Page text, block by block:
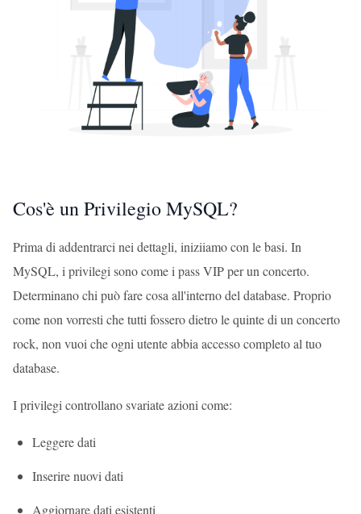
Cos'è un Privilegio MySQL?
Prima di addentrarci nei dettagli, iniziiamo con le basi. In
MySQL, i privilegi sono come i pass VIP per un concerto.
Determinano chi può fare cosa all'interno del database. Proprio
come non vorresti che tutti fossero dietro le quinte di un concerto
rock, non vuoi che ogni utente abbia accesso completo al tuo
database.
I privilegi controllano svariate azioni come:
Leggere dati
Inserire nuovi dati
Aggiornare dati esistenti